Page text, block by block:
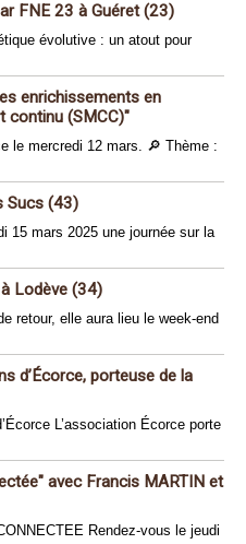
FNE 23 à Guéret (23)
évolutive : un atout pour
enrichissements en
continu (SMCC)"
le mercredi 12 mars. 🔎 Thème :
Sucs (43)
15 mars 2025 une journée sur la
Lodève (34)
retour, elle aura lieu le week-end
d’Écorce, porteuse de la
L’association Écorce porte
avec Francis MARTIN et
Rendez-vous le jeudi